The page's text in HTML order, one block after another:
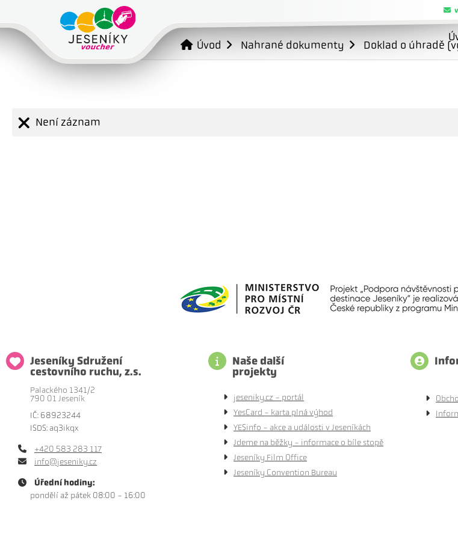
Úvod Nahrané dokumenty Doklad o úhradě
Není záznam
Jeseníky Sdružení
cestovního ruchu, z.s.
Palackého 1341/2
790 01 Jeseník
IČ: 68923244
ISDS: aq3ikqx
+420 583 283 117
info@jeseniky.cz
Úřední hodiny:
pondělí až pátek 08:00 - 16:00
Naše další
projekty
jeseniky.cz - portál
YesCard - karta plná výhod
YESinfo - akce a události v Jeseníkách
Jdeme na běžky - informace o bíle stopě
Jeseníky Film Office
Jeseníky Convention Bureau